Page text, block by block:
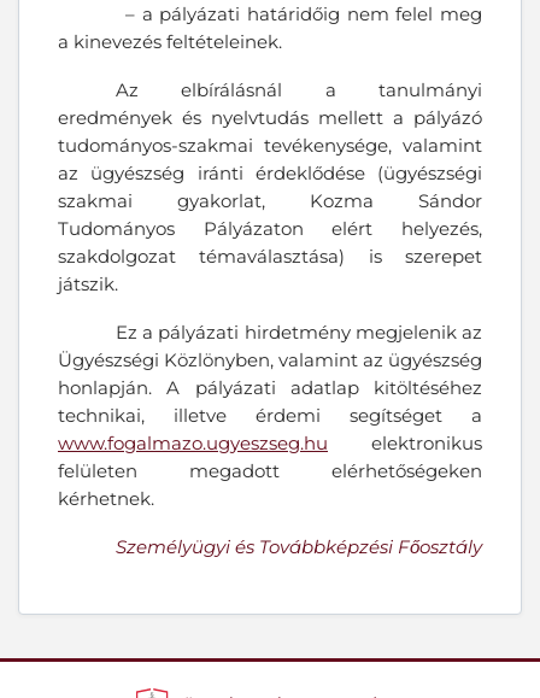
– a pályázati határidőig nem felel meg
a kinevezés feltételeinek.
Az elbírálásnál a tanulmányi
eredmények és nyelvtudás mellett a pályázó
tudományos-szakmai tevékenysége, valamint
az ügyészség iránti érdeklődése (ügyészségi
szakmai gyakorlat, Kozma Sándor
Tudományos Pályázaton elért helyezés,
szakdolgozat témaválasztása) is szerepet
játszik.
Ez a pályázati hirdetmény megjelenik az
Ügyészségi Közlönyben, valamint az ügyészség
honlapján. A pályázati adatlap kitöltéséhez
technikai, illetve érdemi segítséget a
www.fogalmazo.ugyeszseg.hu elektronikus
felületen megadott elérhetőségeken
kérhetnek.
Személyügyi és Továbbképzési Főosztály